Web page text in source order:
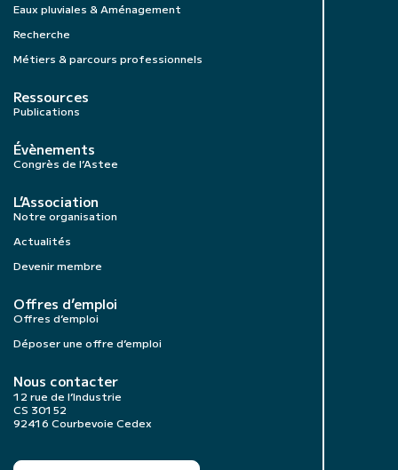
Eaux pluviales & Aménagement
Recherche
Métiers & parcours professionnels
Ressources
Publications
Évènements
Congrès de l’Astee
L’Association
Notre organisation
Actualités
Devenir membre
Offres d’emploi
Offres d’emploi
Déposer une offre d’emploi
Nous contacter
12 rue de l’Industrie
CS 30152
92416 Courbevoie Cedex